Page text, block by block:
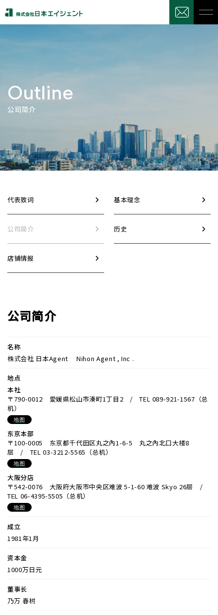
Outline
公司简介
代表致词 基本理念
公司简介 历史
店铺情报
公司简介
名称
株式会社 日本Agent Nihon Agent , Inc .
地点
本社
〒790-0012 愛媛県松山市湊町1丁目2 / TEL 089-921-1567（总
机）
地图
东京本部
〒100-0005 东京都千代田区丸之內1-6-5 丸之內北口大楼8
层 / TEL 03-3212-5565（总机）
地图
大阪分店
〒542-0076 大阪府大阪市中央区难波 5-1-60 难波 Skyo 26层 /
TEL 06-4395-5505（总机）
地图
成立
1981年1月
资本金
1000万日元
董事长
乃万 春树